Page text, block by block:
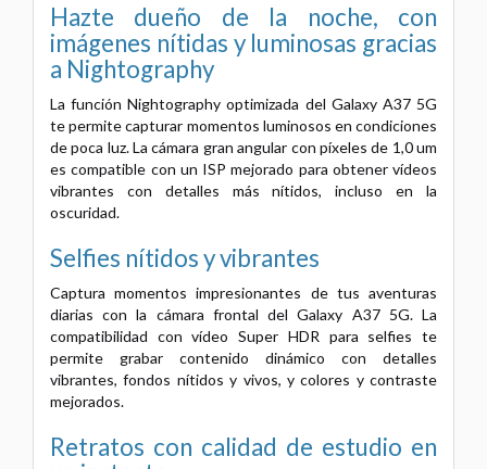
Hazte dueño de la noche, con
imágenes nítidas y luminosas gracias
a Nightography
La función Nightography optimizada del Galaxy A37 5G
te permite capturar momentos luminosos en condiciones
de poca luz. La cámara gran angular con píxeles de 1,0 um
es compatible con un ISP mejorado para obtener vídeos
vibrantes con detalles más nítidos, incluso en la
oscuridad.
Selfies nítidos y vibrantes
Captura momentos impresionantes de tus aventuras
diarias con la cámara frontal del Galaxy A37 5G. La
compatibilidad con vídeo Super HDR para selfies te
permite grabar contenido dinámico con detalles
vibrantes, fondos nítidos y vivos, y colores y contraste
mejorados.
Retratos con calidad de estudio en